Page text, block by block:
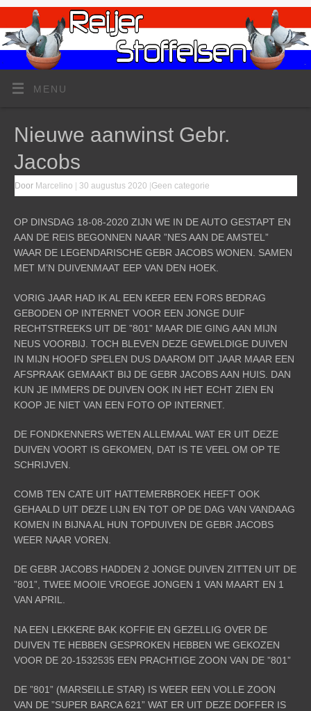
MENU
Nieuwe aanwinst Gebr.
Jacobs
Door Marcelino 30 augustus 2020 Geen categorie
OP DINSDAG 18-08-2020 ZIJN WE IN DE AUTO GESTAPT EN
AAN DE REIS BEGONNEN NAAR ”NES AAN DE AMSTEL”
WAAR DE LEGENDARISCHE GEBR JACOBS WONEN. SAMEN
MET M’N DUIVENMAAT EEP VAN DEN HOEK.
VORIG JAAR HAD IK AL EEN KEER EEN FORS BEDRAG
GEBODEN OP INTERNET VOOR EEN JONGE DUIF
RECHTSTREEKS UIT DE ”801” MAAR DIE GING AAN MIJN
NEUS VOORBIJ. TOCH BLEVEN DEZE GEWELDIGE DUIVEN
IN MIJN HOOFD SPELEN DUS DAAROM DIT JAAR MAAR EEN
AFSPRAAK GEMAAKT BIJ DE GEBR JACOBS AAN HUIS. DAN
KUN JE IMMERS DE DUIVEN OOK IN HET ECHT ZIEN EN
KOOP JE NIET VAN EEN FOTO OP INTERNET.
DE FONDKENNERS WETEN ALLEMAAL WAT ER UIT DEZE
DUIVEN VOORT IS GEKOMEN, DAT IS TE VEEL OM OP TE
SCHRIJVEN.
COMB TEN CATE UIT HATTEMERBROEK HEEFT OOK
GEHAALD UIT DEZE LIJN EN TOT OP DE DAG VAN VANDAAG
KOMEN IN BIJNA AL HUN TOPDUIVEN DE GEBR JACOBS
WEER NAAR VOREN.
DE GEBR JACOBS HADDEN 2 JONGE DUIVEN ZITTEN UIT DE
”801”, TWEE MOOIE VROEGE JONGEN 1 VAN MAART EN 1
VAN APRIL.
NA EEN LEKKERE BAK KOFFIE EN GEZELLIG OVER DE
DUIVEN TE HEBBEN GESPROKEN HEBBEN WE GEKOZEN
VOOR DE 20-1532535 EEN PRACHTIGE ZOON VAN DE ”801”
DE ”801” (MARSEILLE STAR) IS WEER EEN VOLLE ZOON
VAN DE ”SUPER BARCA 621” WAT ER UIT DEZE DOFFER IS